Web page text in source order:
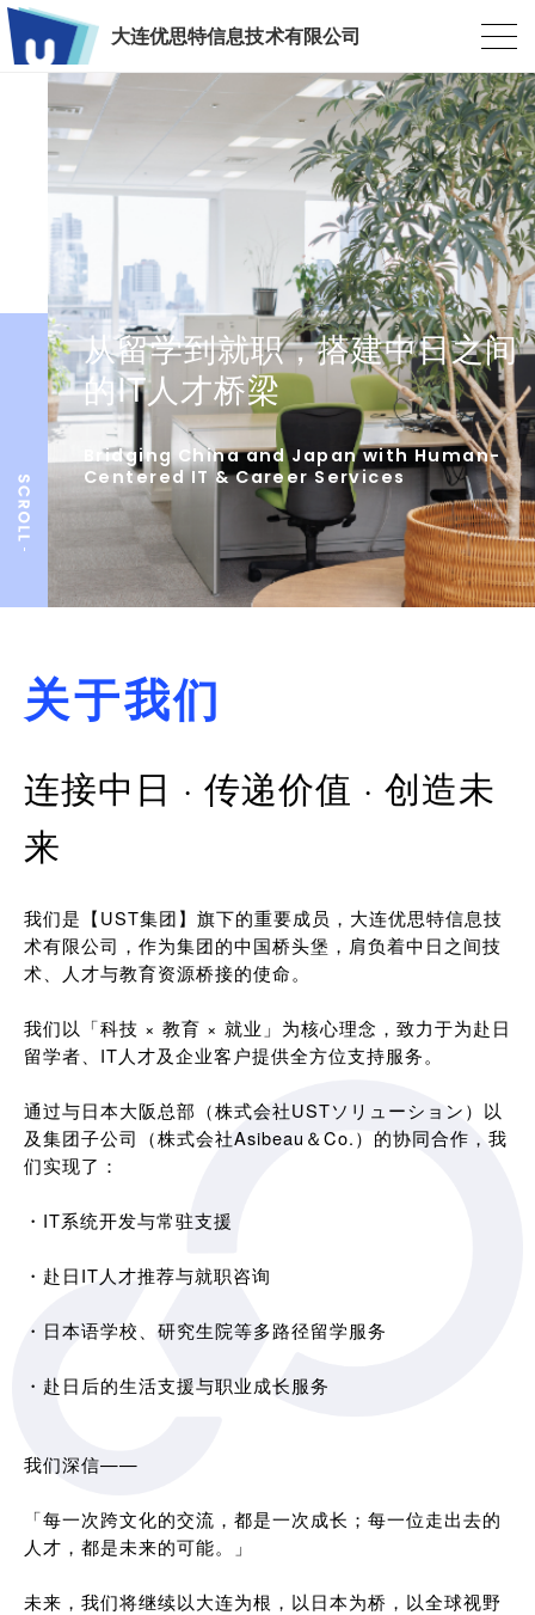
大连优思特信息技术有限公司
从留学到就职，搭建中日之间
的IT人才桥梁
Bridging China and Japan with Human-
Centered IT & Career Services
关于我们
连接中日 · 传递价值 · 创造未
来
我们是【UST集团】旗下的重要成员，大连优思特信息技
术有限公司，作为集团的中国桥头堡，肩负着中日之间技
术、人才与教育资源桥接的使命。
我们以「科技 × 教育 × 就业」为核心理念，致力于为赴日
留学者、IT人才及企业客户提供全方位支持服务。
通过与日本大阪总部（株式会社USTソリューション）以
及集团子公司（株式会社Asibeau＆Co.）的协同合作，我
们实现了：
・IT系统开发与常驻支援
・赴日IT人才推荐与就职咨询
・日本语学校、研究生院等多路径留学服务
・赴日后的生活支援与职业成长服务
我们深信——
「每一次跨文化的交流，都是一次成长；每一位走出去的
人才，都是未来的可能。」
未来，我们将继续以大连为根，以日本为桥，以全球视野